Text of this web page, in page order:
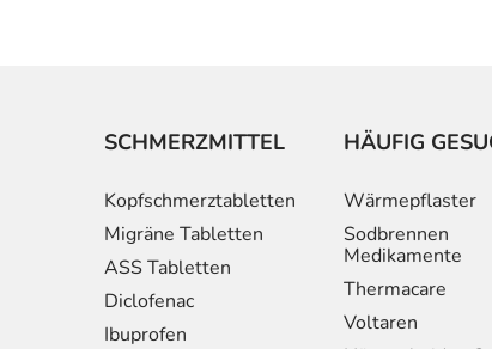
SCHMERZMITTEL
Kopfschmerztabletten
Migräne Tabletten
ASS Tabletten
Diclofenac
Ibuprofen
HÄUFIG
Wärmepflaster
Sodbrennen
Medikamente
Thermacare
Voltaren